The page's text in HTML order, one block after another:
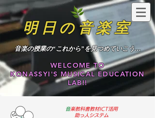
明日の音楽室
​音楽の授業の“これから”を見つめていこう…
WELCOME TO
KONASSYI'S MUSICAL EDUCATION
LAB!!
​音楽教科書教材ICT活用
助っ人システム